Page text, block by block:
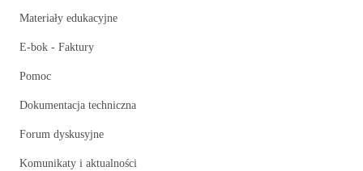
Materiały edukacyjne
E-bok - Faktury
Pomoc
Dokumentacja techniczna
Forum dyskusyjne
Komunikaty i aktualności